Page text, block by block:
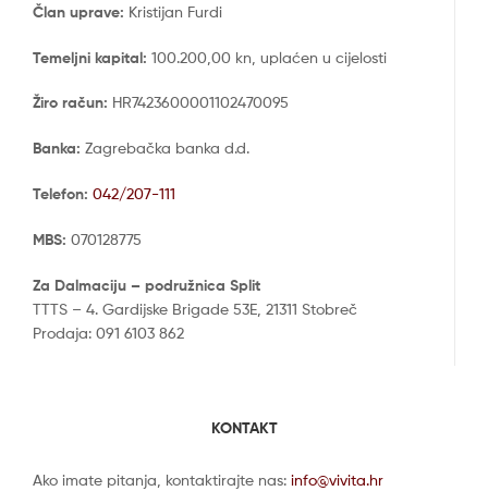
Član uprave: Kristijan Furdi
Temeljni kapital: 100.200,00 kn, uplaćen u cijelosti
Žiro račun: HR7423600001102470095
Banka: Zagrebačka banka d.d.
Telefon: 042/207-111
MBS: 070128775
Za Dalmaciju – podružnica Split
TTTS – 4. Gardijske Brigade 53E, 21311 Stobreč
Prodaja: 091 6103 862
KONTAKT
Ako imate pitanja, kontaktirajte nas: info@vivita.hr